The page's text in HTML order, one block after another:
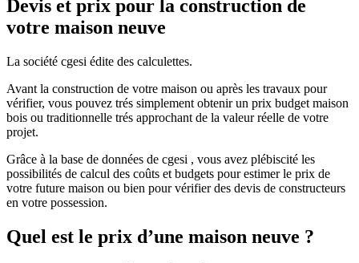
Devis et prix pour la construction de
votre maison neuve
La société cgesi édite des calculettes.
Avant la construction de votre maison ou après les travaux pour
vérifier, vous pouvez trés simplement obtenir un prix budget maison
bois ou traditionnelle trés approchant de la valeur réelle de votre
projet.
Grâce à la base de données de cgesi , vous avez plébiscité les
possibilités de calcul des coûts et budgets pour estimer le prix de
votre future maison ou bien pour vérifier des devis de constructeurs
en votre possession.
Quel est le prix d’une maison neuve ?